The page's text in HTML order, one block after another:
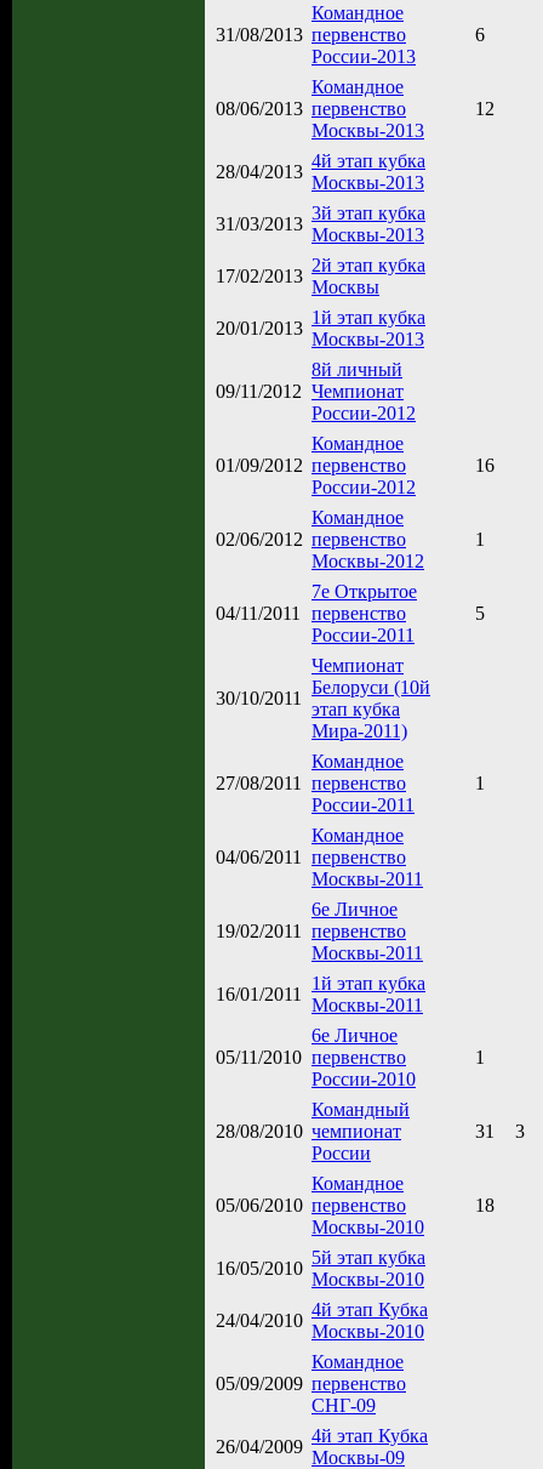
31/08/2013
Командное
первенство
России-2013
6
08/06/2013
Командное
первенство
Москвы-2013
12
28/04/2013
4й этап кубка
Москвы-2013
31/03/2013
3й этап кубка
Москвы-2013
17/02/2013
2й этап кубка
Москвы
20/01/2013
1й этап кубка
Москвы-2013
09/11/2012
8й личный
Чемпионат
России-2012
01/09/2012
Командное
первенство
России-2012
16
02/06/2012
Командное
первенство
Москвы-2012
1
04/11/2011
7е Открытое
первенство
России-2011
5
30/10/2011
Чемпионат
Белоруси (10й
этап кубка
Мира-2011)
27/08/2011
Командное
первенство
России-2011
1
04/06/2011
Командное
первенство
Москвы-2011
19/02/2011
6е Личное
первенство
Москвы-2011
16/01/2011
1й этап кубка
Москвы-2011
05/11/2010
6е Личное
первенство
России-2010
1
28/08/2010
Командный
чемпионат
России
31 3
05/06/2010
Командное
первенство
Москвы-2010
18
16/05/2010
5й этап кубка
Москвы-2010
24/04/2010
4й этап Кубка
Москвы-2010
05/09/2009
Командное
первенство
СНГ-09
26/04/2009
4й этап Кубка
Москвы-09